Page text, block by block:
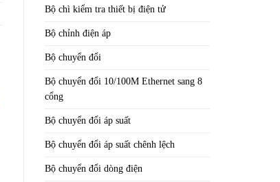
Bộ chì kiểm tra thiết bị điện tử
Bộ chỉnh điện áp
Bộ chuyển đổi
Bộ chuyển đổi 10/100M Ethernet sang 8
cổng
Bộ chuyển đổi áp suất
Bộ chuyển đổi áp suất chênh lệch
Bộ chuyển đổi dòng điện